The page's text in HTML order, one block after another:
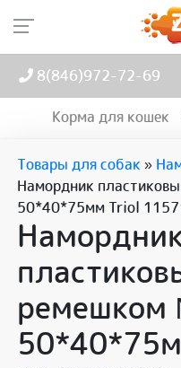
8(846)972-72-69
Корма для кошек
Товары для собак »
Намордник
50*40*75мм Triol